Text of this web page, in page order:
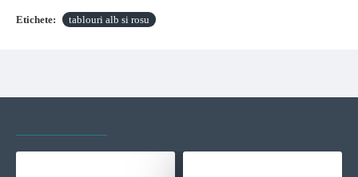
Etichete: tablouri alb si rosu